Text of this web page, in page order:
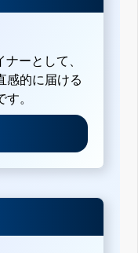
ーとして、
感的に届ける
。